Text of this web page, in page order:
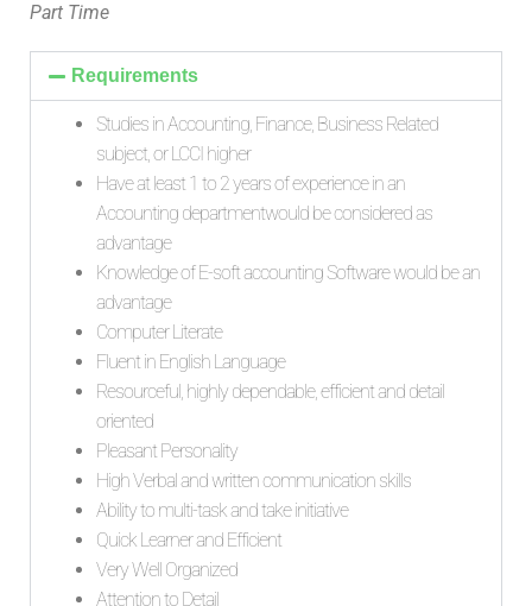
Part Time
Requirements
Studies in Accounting, Finance, Business Related
subject, or LCCI higher
Have at least 1 to 2 years of experience in an
Accounting departmentwould be considered as
advantage
Knowledge of E-soft accounting Software would be an
advantage
Computer Literate
Fluent in English Language
Resourceful, highly dependable, efficient and detail
oriented
Pleasant Personality
High Verbal and written communication skills
Ability to multi-task and take initiative
Quick Learner and Efficient
Very Well Organized
Attention to Detail